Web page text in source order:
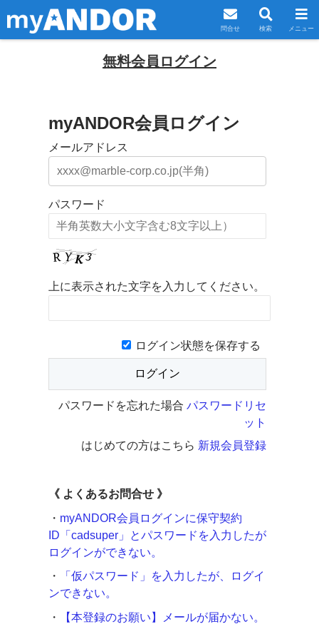
無料会員ログイン
myANDOR会員ログイン
メールアドレス
パスワード
上に表示された文字を入力してください。
ログイン状態を保存する
パスワードを忘れた場合 パスワードリセ
ット
はじめての方はこちら 新規会員登録
《 よくあるお問合せ 》
・ myANDOR会員ログインに保守契約
ID「cadsuper」とパスワードを入力したが
ログインができない。
・
「仮パスワード」を入力したが、ログイ
ンできない。
・
【本登録のお願い】メールが届かない。
問合せ 検索 メニュー